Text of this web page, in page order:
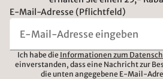
E-Mail-Adresse (Pflichtfeld)
Ich habe die Informationen zum
einverstanden, dass eine Nachricht zur
die unten angegebene E-Mail-